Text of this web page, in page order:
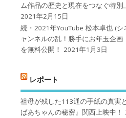
ム作品の歴史と現在をつなぐ特別
2021年2月15日
続・2021年YouTube 松本卓也 (シ
ャンネルの乱！勝手にお年玉企画
を無料公開！
2021年1月3日
レポート
祖母が残した113通の手紙の真実
ばあちゃんの秘密』関西上映中！